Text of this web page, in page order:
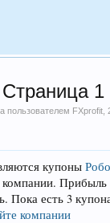
1
пользователем FXprofit ,
купоны
компании.
Пока есть 3
компании